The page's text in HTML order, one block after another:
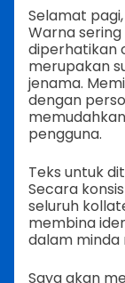
Selamat
Warna
diperhatikan
merupakan
jenama.
dengan
pengguna.
Teks untuk
Secara
seluruh
membina
dalam minda
Saya akan